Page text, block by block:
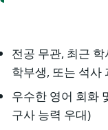
전공 무관, 최근
학부생, 또는 석사
우수한 영어 회화
구사 능력 우대)